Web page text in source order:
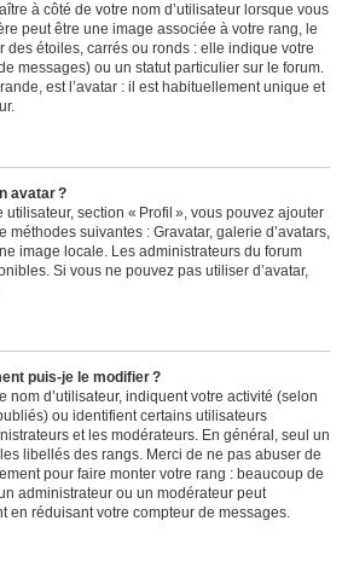
à côté de votre nom d’utilisateur lorsque vous
peut être une image associée à votre rang, le
des étoiles, carrés ou ronds : elle indique votre
messages) ou un statut particulier sur le forum.
est l’avatar : il est habituellement unique et
avatar ?
section « Profil », vous pouvez ajouter
méthodes suivantes : Gravatar, galerie d’avatars,
image locale. Les administrateurs du forum
Si vous ne pouvez pas utiliser d’avatar,
puis-je le modifier ?
nom d’utilisateur, indiquent votre activité (selon
ou identifient certains utilisateurs
et les modérateurs. En général, seul un
libellés des rangs. Merci de ne pas abuser de
pour faire monter votre rang : beaucoup de
administrateur ou un modérateur peut
en réduisant votre compteur de messages.